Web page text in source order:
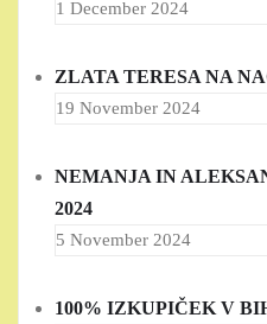
1 December 2024
ZLATA TERESA NA
19 November 2024
NEMANJA IN
2024
5 November 2024
100% IZKUPIČEK V